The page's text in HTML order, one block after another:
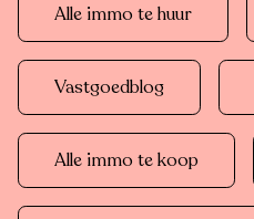
Alle immo te huur
Vastgoedblog
Alle immo te koop